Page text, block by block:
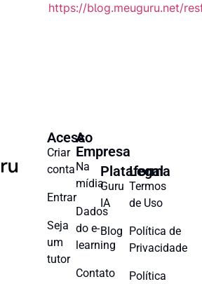
https://blog.meuguru.net/
Acesso
Criar
conta
Entrar
Seja
um
tutor
A
Empresa
Na
mídia
Dados
do e-
learning
Contato
Plataforma
Guru
IA
Blog
Legal
Termos
de Uso
Política de
Privacidade
Política